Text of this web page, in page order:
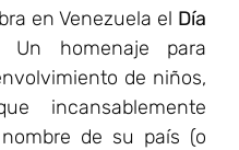
en Venezuela el Día
Un homenaje para
de niños,
incansablemente
de su país (o